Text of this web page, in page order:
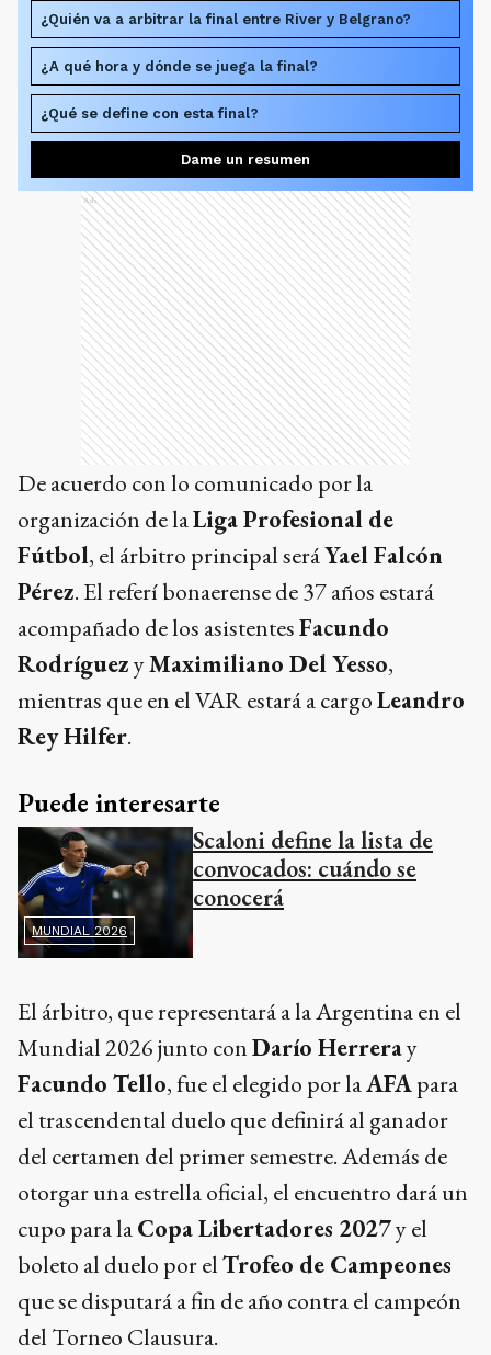
¿Quién va a arbitrar la final entre River y Belgrano?
¿A qué hora y dónde se juega la final?
¿Qué se define con esta final?
Dame un resumen
Ads
De acuerdo con lo comunicado por la
organización de laLiga Profesional de
Fútbol, el árbitro principal seráYael Falcón
Pérez. El referí bonaerense de 37 años estará
acompañado de los asistentesFacundo
RodríguezyMaximiliano Del Yesso,
mientras que en el VAR estará a cargoLeandro
Rey Hilfer.
Puede interesarte
MUNDIAL 2026
Scaloni define la lista de
convocados: cuándo se
conocerá
El árbitro, que representará a la Argentina en el
Mundial 2026 junto conDarío Herreray
Facundo Tello, fue el elegido por laAFApara
el trascendental duelo que definirá al ganador
del certamen del primer semestre. Además de
otorgar una estrella oficial, el encuentro dará un
cupo para laCopa Libertadores 2027y el
boleto al duelo por elTrofeo de Campeones
que se disputará a fin de año contra el campeón
del Torneo Clausura.